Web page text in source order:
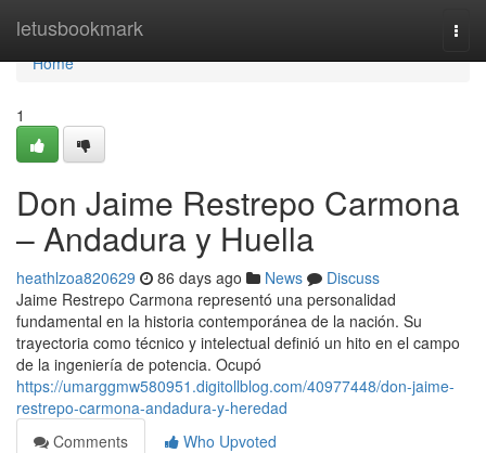
letusbookmark
Home
Home
1
Don Jaime Restrepo Carmona
– Andadura y Huella
heathlzoa820629 86 days ago News
Discuss
Jaime Restrepo Carmona representó una personalidad
fundamental en la historia contemporánea de la nación. Su
trayectoria como técnico y intelectual definió un hito en el campo
de la ingeniería de potencia. Ocupó
https://umarggmw580951.digitollblog.com/40977448/don-jaime-
restrepo-carmona-andadura-y-heredad
Comments
Who Upvoted